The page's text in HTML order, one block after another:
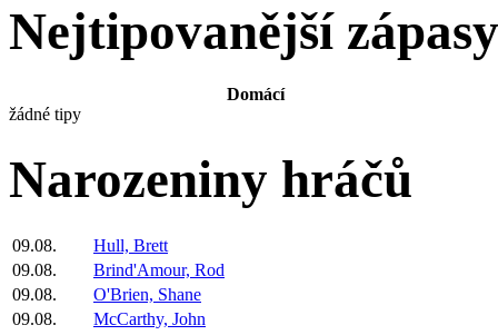
Nejtipovanější zápasy
Domácí
žádné tipy
Narozeniny hráčů
09.08.
Hull, Brett
09.08.
Brind'Amour, Rod
09.08.
O'Brien, Shane
09.08.
McCarthy, John